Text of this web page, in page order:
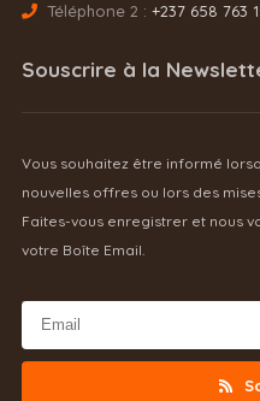
Téléphone 2 : +237 658 763
Souscrire à la
Vous souhaitez être informé
nouvelles offres ou lors des
Faites-vous enregistrer et nous
votre Boîte Email.